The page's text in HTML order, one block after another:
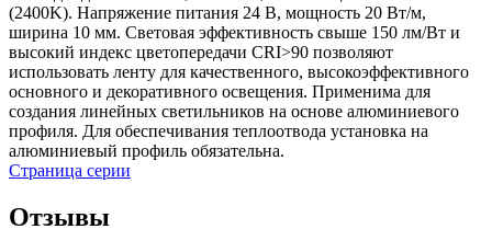
(2400K). Напряжение питания 24 В, мощность 20 Вт/м,
ширина 10 мм. Световая эффективность свыше 150 лм/Вт и
высокий индекс цветопередачи CRI>90 позволяют
использовать ленту для качественного, высокоэффективного
основного и декоративного освещения. Применима для
создания линейных светильников на основе алюминиевого
профиля. Для обеспечивания теплоотвода установка на
алюминиевый профиль обязательна.
Страница серии
Отзывы